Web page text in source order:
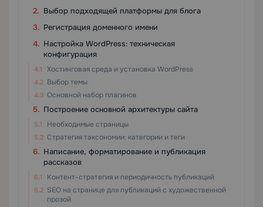
Выбор подходящей платформы для блога
Регистрация доменного имени
Настройка WordPress: техническая
конфигурация
Хостинговая среда и установка WordPress
Выбор темы
Основной набор плагинов
Построение основной архитектуры сайта
Необходимые страницы
Стратегия таксономии: категории и теги
Написание, форматирование и публикация
рассказов
Контент-стратегия и периодичность публикаций
SEO на странице для публикаций с художественной
прозой